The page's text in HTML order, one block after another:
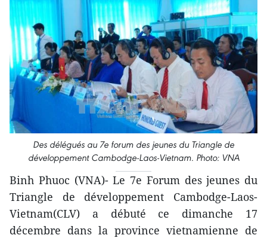
Des délégués au 7e forum des jeunes du Triangle de
développement Cambodge-Laos-Vietnam. Photo: VNA
Binh Phuoc (VNA)- Le 7e Forum des jeunes du
Triangle de développement Cambodge-Laos-
Vietnam(CLV) a débuté ce dimanche 17
décembre dans la province vietnamienne de